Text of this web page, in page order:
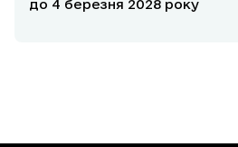
до 4 березня 2028 року